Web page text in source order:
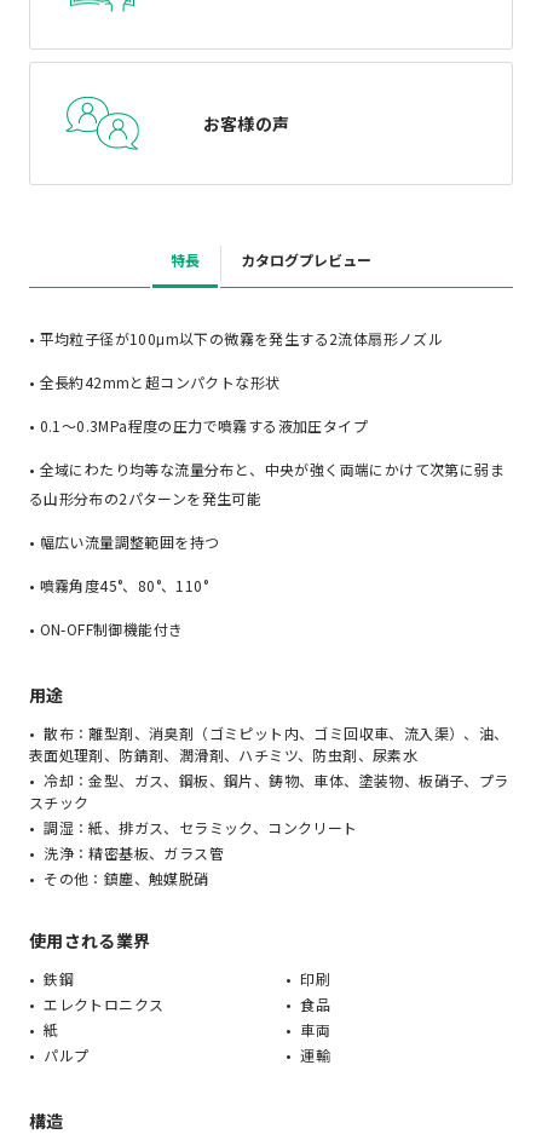
お客様の声
特長 カタログプレビュー
• 平均粒子径が100μm以下の微霧を発生する2流体扇形ノズル
• 全長約42mmと超コンパクトな形状
• 0.1～0.3MPa程度の圧力で噴霧する液加圧タイプ
• 全域にわたり均等な流量分布と、中央が強く両端にかけて次第に弱ま
る山形分布の2パターンを発生可能
• 幅広い流量調整範囲を持つ
• 噴霧角度45°、80°、110°
• ON-OFF制御機能付き
用途
散布：離型剤、消臭剤（ゴミピット内、ゴミ回収車、流入渠）、油、
表面処理剤、防錆剤、潤滑剤、ハチミツ、防虫剤、尿素水
冷却：金型、ガス、鋼板、鋼片、鋳物、車体、塗装物、板硝子、プラ
スチック
調湿：紙、排ガス、セラミック、コンクリート
洗浄：精密基板、ガラス管
その他：鎮塵、触媒脱硝
使用される業界
鉄鋼
エレクトロニクス
紙
パルプ
印刷
食品
車両
運輸
構造